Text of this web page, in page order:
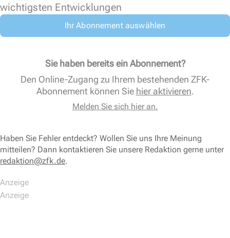
wichtigsten Entwicklungen
Ihr Abonnement auswählen
Sie haben bereits ein Abonnement?
Den Online-Zugang zu Ihrem bestehenden ZFK-
Abonnement können Sie hier aktivieren.
Melden Sie sich hier an.
Haben Sie Fehler entdeckt? Wollen Sie uns Ihre Meinung
mitteilen? Dann kontaktieren Sie unsere Redaktion gerne unter
redaktion@zfk.de.